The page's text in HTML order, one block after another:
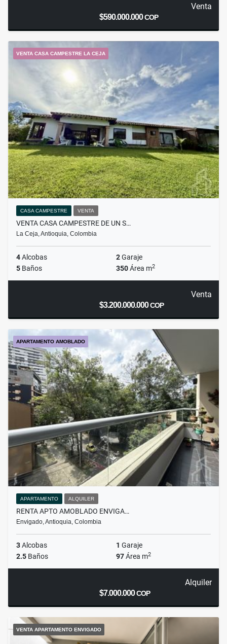
Venta
$590.000.000COP
VENTA CASA CAMPESTRE LA CEJA
CASA CAMPESTRE VENTA
VENTA CASA CAMPESTRE DE UN S…
La Ceja, Antioquia, Colombia
4Alcobas 2Garaje
5 Baños 350Área m2
Venta
$3.200.000.000COP
APARTAMENTO AMOBLADO
APARTAMENTO ALQUILER
RENTA APTO AMOBLADO ENVIGA…
Envigado, Antioquia, Colombia
3Alcobas 1 Garaje
2.5 Baños 97Área m2
Alquiler
$7.000.000COP
VENTA APARTAMENTO ENVIGADO